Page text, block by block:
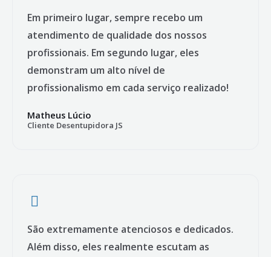
Em primeiro lugar, sempre recebo um
atendimento de qualidade dos nossos
profissionais. Em segundo lugar, eles
demonstram um alto nível de
profissionalismo em cada serviço realizado!
Matheus Lúcio
Cliente Desentupidora JS
São extremamente atenciosos e dedicados.
Além disso, eles realmente escutam as